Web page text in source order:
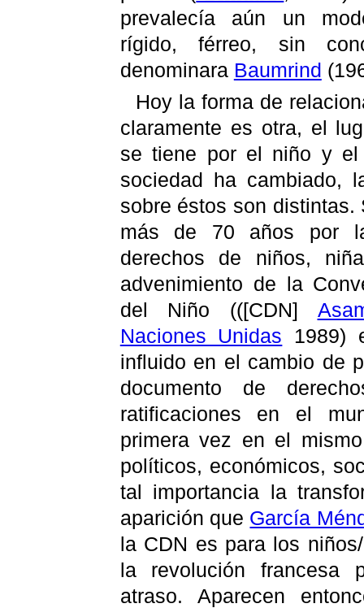
prevalecía aún un
rígido, férreo, sin
denominara Baumrind
Hoy la forma de
claramente es otra, el
se tiene por el niño y el
sociedad ha cambiado,
sobre éstos son
más de 70 años por
derechos de niños,
advenimiento de la
del Niño (([CDN]
Naciones Unidas 1989)
influido en el cambio de
documento de
ratificaciones en el
primera vez en el
políticos, económicos,
tal importancia la
aparición que García
la CDN es para los
la revolución francesa
atraso. Aparecen